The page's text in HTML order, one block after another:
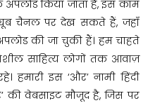
अपलोड किया जाता है, इस काम
चैनल पर देख सकते हैं, जहाँ
की जा चुकी हैं। हम चाहते
साहित्य लोगों तक आवाज़
इस ‘और’ नामी हिंदी
की वेबसाइट मौजूद है, जिस पर